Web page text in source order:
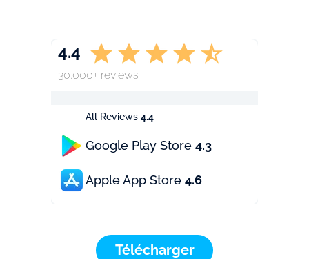
All Reviews 4.4
Google Play Store 4.3
Apple App Store 4.6
4.4
30.000+ reviews
Télécharger